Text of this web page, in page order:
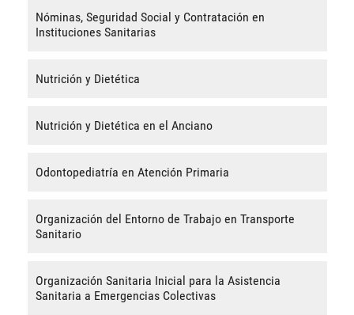
Nóminas, Seguridad Social y Contratación en
Instituciones Sanitarias
Nutrición y Dietética
Nutrición y Dietética en el Anciano
Odontopediatría en Atención Primaria
Organización del Entorno de Trabajo en Transporte
Sanitario
Organización Sanitaria Inicial para la Asistencia
Sanitaria a Emergencias Colectivas